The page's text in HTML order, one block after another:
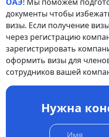
документы чтобы
визы. Если получение
через регистрацию
зарегистрировать
оформить визы для
сотрудников вашей
Нужна